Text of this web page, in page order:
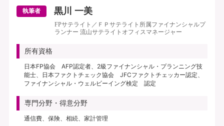
執筆者 黒川 一美
FPサテライト／ＦＰサテライト所属ファイナンシャルプ
ランナー 流山サテライトオフィスマネージャー
所有資格
日本FP協会 AFP認定者、2級ファイナンシャル・プランニング技
能士、日本ファクトチェック協会 JFCファクトチェッカー認定、
ファイナンシャル・ウェルビーイング検定 認定
専門分野・得意分野
通信費、保険、相続、家計管理